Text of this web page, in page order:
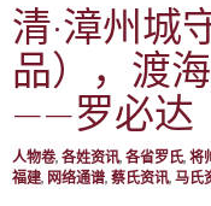
清·漳州城
品），渡
——罗必达
人物卷, 各姓资讯, 各省罗氏, 将
福建, 网络通谱, 蔡氏资讯, 马氏